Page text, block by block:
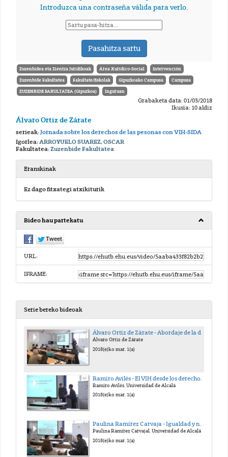
Zuzenbidea eta Zientza Juridikoak Área Xurídico-Social Intervención
Zuzenbide Fakultatea Fakultate/Eskolak Gipuzkoako Campusa Campusa
ZUZENBIDE FAKULTATEA (Gipuzkoa) Inguruan
Grabaketa data: 01/03/2018
Ikusia: 10 aldiz
Álvaro Ortiz de Zárate
serieak:Jornada sobre los derechos de las pesonas con VIH-SIDA
Igorlea:ARROYUELO SUAREZ, OSCAR
Fakultatea:Zuzenbide Fakultatea
Eranskinak
Ez dago fitxategi atxikiturik
Bideo hau partekatu
URL:
IFRAME:
Serie bereko bideoak
Álvaro Ortiz de Zárate - Abordaje de la discriminación y el estigma asociados al VIH en Euskadi desde una mirada dinámica y sistémica
Álvaro Ortiz de Zárate
2018(e)ko mar. 1(a)
Ramiro Avilés, Universidad de Alcalá
2018(e)ko mar. 1(a)
Paulina Ramírez Carvaja - Igualdad y no discriminación por razón de salud o discapacidad
Paulina Ramírez Carvajal, Universidad de Alcalá
2018(e)ko mar. 1(a)